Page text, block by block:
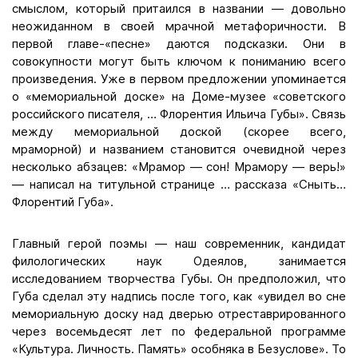
смыслом, который притаился в названии — довольно
неожиданном в своей мрачной метафоричности. В
первой главе-«песне» даются подсказки. Они в
совокупности могут быть ключом к пониманию всего
произведения. Уже в первом предложении упоминается
о «мемориальной доске» на Доме-музее «советского
российского писателя, … Флорентия Ильича Губы». Связь
между мемориальной доской (скорее всего,
мраморной) и названием становится очевидной через
несколько абзацев: «Мрамор — сон! Мрамору — верь!»
— написал на титульной странице … рассказа «Сныть…
Флорентий Губа».
Главный герой поэмы — наш современник, кандидат
филологических наук Одеялов, занимается
исследованием творчества Губы. Он предположил, что
Губа сделал эту надпись после того, как «увидел во сне
мемориальную доску над дверью отреставрированного
через восемьдесят лет по федеральной программе
«Культура. Личность. Память» особняка в Безуслове». То